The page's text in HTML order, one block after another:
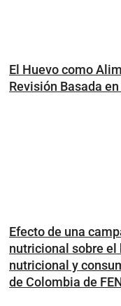
El Huevo como
Revisión Basada
Efecto de una
nutricional sobre
nutricional y
de Colombia de